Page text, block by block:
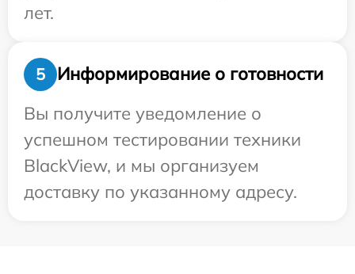
лет.
5
Информирование о готовности
Вы получите уведомление о
успешном тестировании техники
BlackView, и мы организуем
доставку по указанному адресу.